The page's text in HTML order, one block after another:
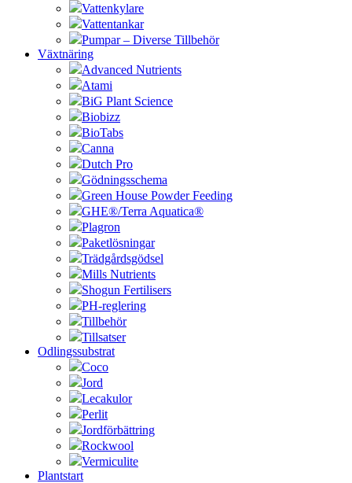
Vattenkylare
Vattentankar
Pumpar – Diverse Tillbehör
Växtnäring
Advanced Nutrients
Atami
BiG Plant Science
Biobizz
BioTabs
Canna
Dutch Pro
Gödningsschema
Green House Powder Feeding
GHE®/Terra Aquatica®
Plagron
Paketlösningar
Trädgårdsgödsel
Mills Nutrients
Shogun Fertilisers
PH-reglering
Tillbehör
Tillsatser
Odlingssubstrat
Coco
Jord
Lecakulor
Perlit
Jordförbättring
Rockwool
Vermiculite
Plantstart